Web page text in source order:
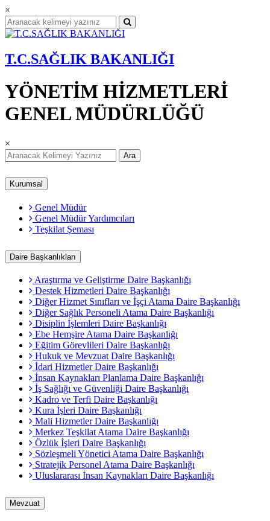
×
T.C.SAĞLIK BAKANLIĞI
YÖNETİM HİZMETLERİ
GENEL MÜDÜRLÜĞÜ
×
Ara
Kurumsal
Genel Müdür
Genel Müdür Yardımcıları
Teşkilat Şeması
Daire Başkanlıkları
Araştırma ve Geliştirme Daire Başkanlığı
Destek Hizmetleri Daire Başkanlığı
Diğer Hizmet Sınıfları ve İşçi Atama Daire Başkanlığı
Diğer Sağlık Personeli Atama Daire Başkanlığı
Disiplin İşlemleri Daire Başkanlığı
Ebe Hemşire Atama Daire Başkanlığı
Eğitim Görevlileri Daire Başkanlığı
Hukuk ve Mevzuat Daire Başkanlığı
İdari Hizmetler Daire Başkanlığı
İnsan Kaynakları Planlama Daire Başkanlığı
İş Sağlığı ve Güvenliği Daire Başkanlığı
Kadro ve Terfi Daire Başkanlığı
Kura İşleri Daire Başkanlığı
Mali Hizmetler Daire Başkanlığı
Merkez Teşkilat Atama Daire Başkanlığı
Özlük İşleri Daire Başkanlığı
Sözleşmeli Yönetici Atama Daire Başkanlığı
Stratejik Personel Atama Daire Başkanlığı
Uluslararası İnsan Kaynakları Daire Başkanlığı
Mevzuat